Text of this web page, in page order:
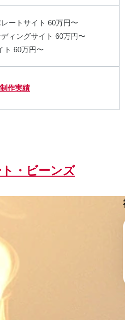
レートサイト 60万円〜
ディングサイト 60万円〜
ト 60万円〜
作実績
・ビーンズ